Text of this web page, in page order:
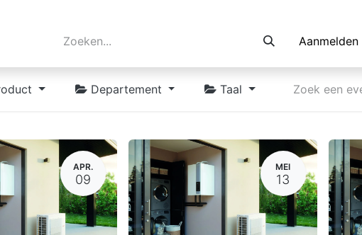
Aanmelden
Departement Taal
APR.
09
MEI
13